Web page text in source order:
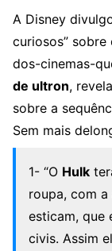
A Disney
curiosos”
dos-cinemas-
de ultron,
sobre a
Sem mais
1- “O Hulk
roupa, com
esticam, que
civis. Assim